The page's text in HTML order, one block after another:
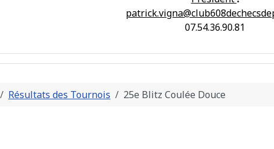
07.54.36.90.81
Résultats des Tournois 25e Blitz Coulée Douce